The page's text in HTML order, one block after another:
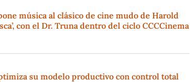
música al clásico de cine mudo de Harold
con el Dr. Truna dentro del ciclo CCCCinema
su modelo productivo con control total